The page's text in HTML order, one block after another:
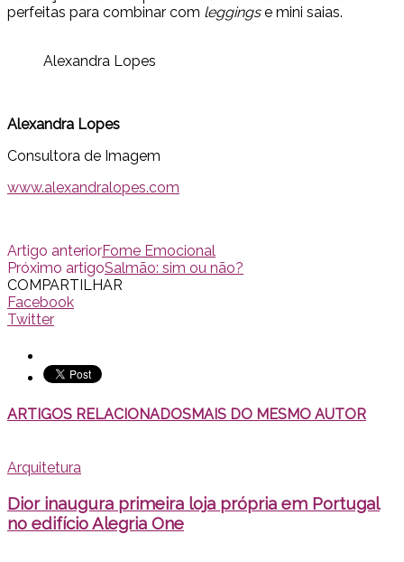
perfeitas para combinar com leggingse mini saias.
Alexandra Lopes
Alexandra Lopes
Consultora de Imagem
www.alexandralopes.com
Artigo anteriorFome Emocional
Próximo artigoSalmão: sim ou não?
COMPARTILHAR
Facebook
Twitter
ARTIGOS RELACIONADOSMAIS DO MESMO AUTOR
Arquitetura
Dior inaugura primeira loja própria em Portugal
no edifício Alegria One